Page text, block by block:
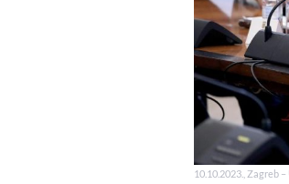
10.10.2023., Zagreb